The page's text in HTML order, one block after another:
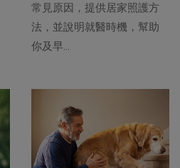
常見原因，提供居家照護方
法，並說明就醫時機，幫助
你及早...